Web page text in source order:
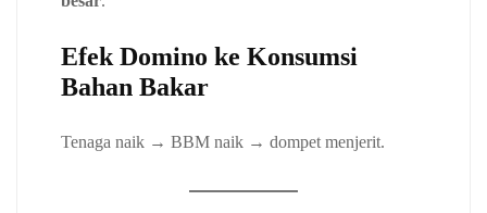
Efek Domino ke Konsumsi
Bahan Bakar
Tenaga naik → BBM naik → dompet menjerit.